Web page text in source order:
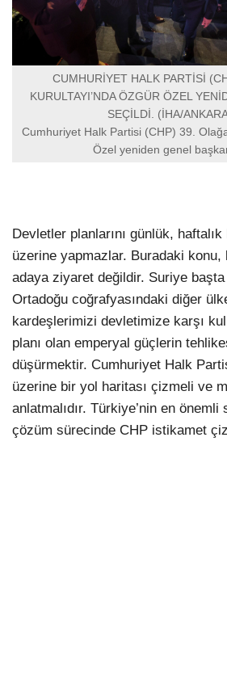
CUMHURİYET HALK PARTİSİ
KURULTAYI’NDA ÖZGÜR ÖZEL
SEÇİLDİ. (İHA/
Cumhuriyet Halk Partisi (CHP) 39.
Özel yeniden genel
Devletler planlarını günlük,
üzerine yapmazlar. Buradaki
adaya ziyaret değildir. Suriye
Ortadoğu coğrafyasındaki diğer
kardeşlerimizi devletimize karşı
planı olan emperyal güçlerin
düşürmektir. Cumhuriyet Halk
üzerine bir yol haritası çizmeli ve
anlatmalıdır. Türkiye’nin en önemli
çözüm sürecinde CHP istikamet